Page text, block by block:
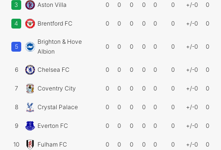
3 Aston Villa 0 0 0 0 0 0 +/-0 0
4 Brentford FC 0 0 0 0 0 0 +/-0 0
5
Brighton & Hove
Albion
0 0 0 0 0 0 +/-0 0
6 Chelsea FC 0 0 0 0 0 0 +/-0 0
7 Coventry City 0 0 0 0 0 0 +/-0 0
8 Crystal Palace 0 0 0 0 0 0 +/-0 0
9 Everton FC 0 0 0 0 0 0 +/-0 0
10 Fulham FC 0 0 0 0 0 0 +/-0 0